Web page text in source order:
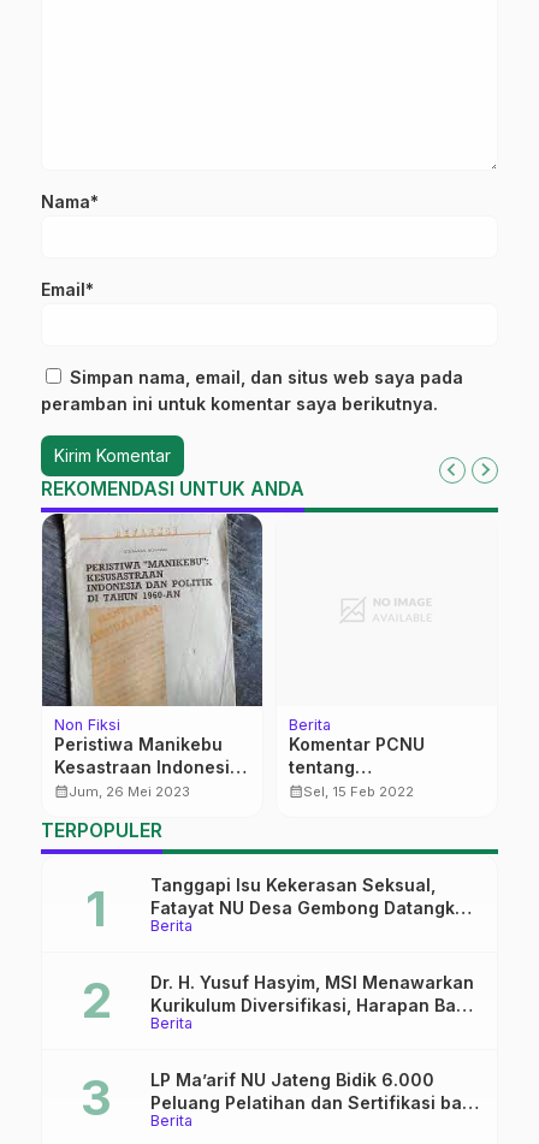
Nama*
Email*
Simpan nama, email, dan situs web saya pada
peramban ini untuk komentar saya berikutnya.
REKOMENDASI UNTUK ANDA
Non Fiksi
Peristiwa Manikebu
Kesastraan Indonesia
dan Politik di Tahun
calendar_monthJum, 26 Mei 2023
Berita
Komentar PCNU
tentang
Pembongkaran
calendar_monthSel, 15 Feb 2022
TERPOPULER
Berita
Tanggapi Isu Kekerasan Seksual,
Fatayat NU Desa Gembong Datangkan
Aktifis HAM
Berita
Dr. H. Yusuf Hasyim, MSI Menawarkan
Kurikulum Diversifikasi, Harapan Baru
dalam dunia pendidikan
Berita
LP Ma’arif NU Jateng Bidik 6.000
Peluang Pelatihan dan Sertifikasi bagi
Lulusan SMK